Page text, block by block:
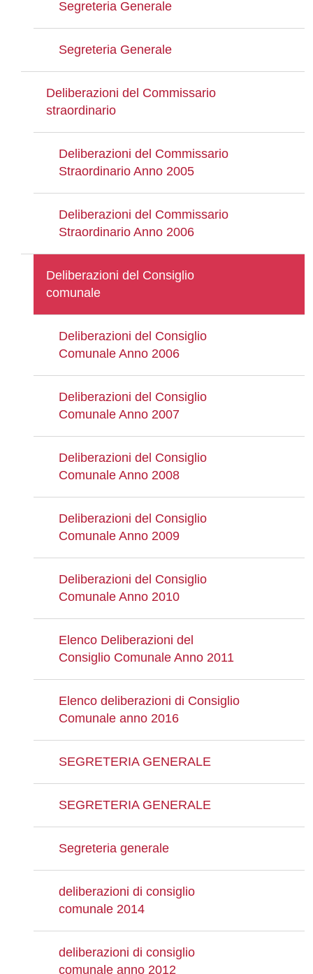
Segreteria Generale
Segreteria Generale
Deliberazioni del Commissario
straordinario
Deliberazioni del Commissario
Straordinario Anno 2005
Deliberazioni del Commissario
Straordinario Anno 2006
Deliberazioni del Consiglio
comunale
Deliberazioni del Consiglio
Comunale Anno 2006
Deliberazioni del Consiglio
Comunale Anno 2007
Deliberazioni del Consiglio
Comunale Anno 2008
Deliberazioni del Consiglio
Comunale Anno 2009
Deliberazioni del Consiglio
Comunale Anno 2010
Elenco Deliberazioni del
Consiglio Comunale Anno 2011
Elenco deliberazioni di Consiglio
Comunale anno 2016
SEGRETERIA GENERALE
SEGRETERIA GENERALE
Segreteria generale
deliberazioni di consiglio
comunale 2014
deliberazioni di consiglio
comunale anno 2012